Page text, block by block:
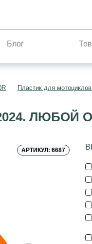
Блог
Пластик для
ЛЮБОЙ
АРТИКУЛ: 6687